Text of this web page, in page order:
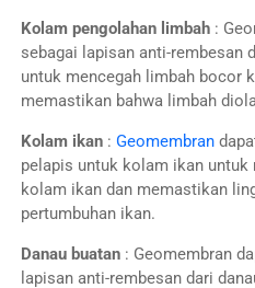
Kolam pengolahan limbah:
sebagai lapisan anti-rembesan
untuk mencegah limbah bocor
memastikan bahwa limbah
Kolam ikan: Geomembran
pelapis untuk kolam ikan
kolam ikan dan memastikan
pertumbuhan ikan.
Danau buatan: Geomembran
lapisan anti-rembesan dari